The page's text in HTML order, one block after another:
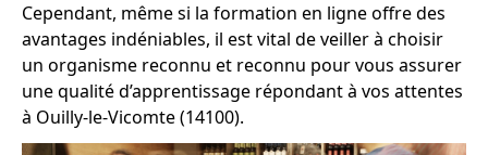
Cependant, même si la formation en ligne offre des
avantages indéniables, il est vital de veiller à choisir
un organisme reconnu et reconnu pour vous assurer
une qualité d’apprentissage répondant à vos attentes
à Ouilly-le-Vicomte (14100).